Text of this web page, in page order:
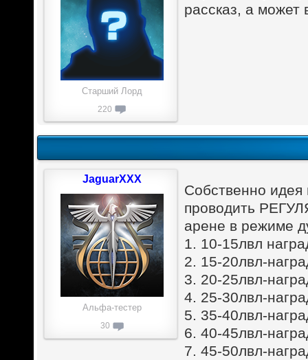
рассказ, а может
Старший Лорд
220
Собственно
проводить
арене в режиме
1. 10-15лвл
2. 15-20лвл-
3. 20-25лвл-
4. 25-30лвл-
5. 35-40лвл-
6. 40-45лвл-
7. 45-50лвл-
JaguarXXX
Альфа-тестер
30